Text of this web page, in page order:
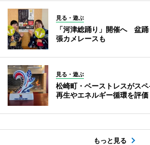
見る・遊ぶ
「河津総踊り」開催へ 盆
張カメレースも
見る・遊ぶ
松崎町・ベーストレスがス
再生やエネルギー循環を評価
もっと見る